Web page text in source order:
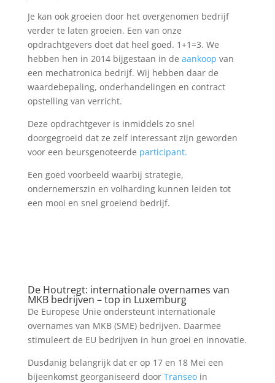
Je kan ook groeien door het overgenomen bedrijf
verder te laten groeien. Een van onze
opdrachtgevers doet dat heel goed. 1+1=3. We
hebben hen in 2014 bijgestaan in de aankoop van
een mechatronica bedrijf. Wij hebben daar de
waardebepaling, onderhandelingen en contract
opstelling van verricht.
Deze opdrachtgever is inmiddels zo snel
doorgegroeid dat ze zelf interessant zijn geworden
voor een beursgenoteerde participant.
Een goed voorbeeld waarbij strategie,
ondernemerszin en volharding kunnen leiden tot
een mooi en snel groeiend bedrijf.
De Houtregt: internationale overnames van
MKB bedrijven – top in Luxemburg
De Europese Unie ondersteunt internationale
overnames van MKB (SME) bedrijven. Daarmee
stimuleert de EU bedrijven in hun groei en innovatie.
Dusdanig belangrijk dat er op 17 en 18 Mei een
bijeenkomst georganiseerd door Transeoin